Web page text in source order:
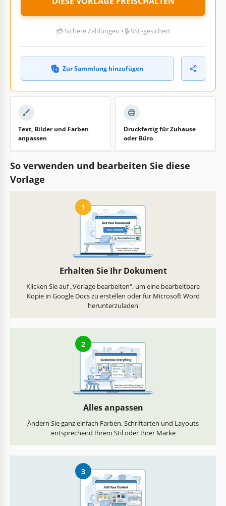
💳 Sichere Zahlungen • 🔒 SSL-gesichert
Zur Sammlung hinzufügen
Text, Bilder und Farben
anpassen
Druckfertig für Zuhause
oder Büro
So verwenden und bearbeiten Sie diese
Vorlage
1
Erhalten Sie Ihr Dokument
Klicken Sie auf „Vorlage bearbeiten“, um eine bearbeitbare
Kopie in Google Docs zu erstellen oder für Microsoft Word
herunterzuladen
2
Alles anpassen
Ändern Sie ganz einfach Farben, Schriftarten und Layouts
entsprechend Ihrem Stil oder Ihrer Marke
3